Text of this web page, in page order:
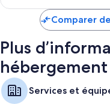
Comparer
Plus
hébergement
Services et